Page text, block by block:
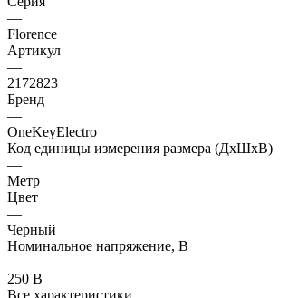
—
Florence
Артикул
—
2172823
Бренд
—
OneKeyElectro
Код единицы измерения размера (ДхШхВ)
—
Метр
Цвет
—
Черный
Номинальное напряжение, В
—
250 В
Все характеристики